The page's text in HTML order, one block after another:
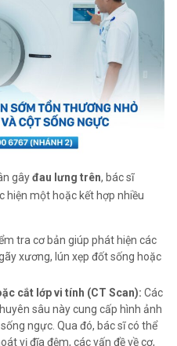
gâyđau lưng trên, bác sĩ
hiện một hoặc kết hợp nhiều
tra cơ bản giúp phát hiện các
xương, lún xẹp đốt sống hoặc
cắt lớp vi tính (CT Scan): Các
sâu này cung cấp hình ảnh
ngực. Qua đó, bác sĩ có thể
vị đĩa đệm, các vấn đề về cơ,